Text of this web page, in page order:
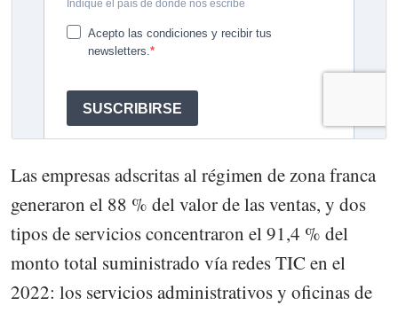
Las empresas adscritas al régimen de zona franca
generaron el 88 % del valor de las ventas, y dos
tipos de servicios concentraron el 91,4 % del
monto total suministrado vía redes TIC en el
2022: los servicios administrativos y oficinas de